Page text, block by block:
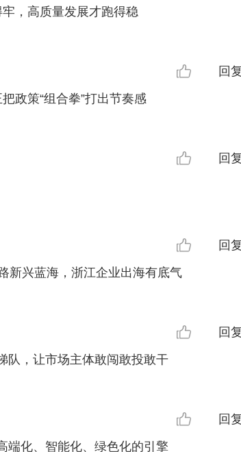
，高质量发展才跑得稳
回
政策“组合拳”打出节奏感
回
回
新兴蓝海，浙江企业出海有底气
回
队，让市场主体敢闯敢投敢干
回
端化、智能化、绿色化的引擎